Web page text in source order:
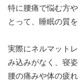
特に腰痛で悩む方
とって、睡眠の質
実際にネルマット
み込みがなく、寝
腰の痛みや体の疲